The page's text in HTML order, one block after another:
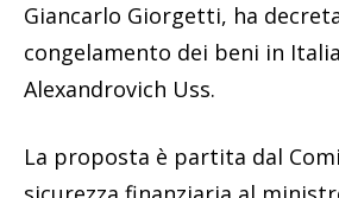
Giancarlo Giorgetti, ha
congelamento dei beni in
Alexandrovich Uss.
La proposta è partita dal